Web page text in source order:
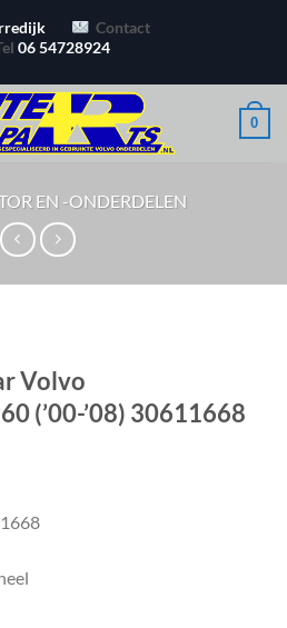
Contact
06 54728924
0
EN -ONDERDELEN
Volvo
(’00-’08) 30611668